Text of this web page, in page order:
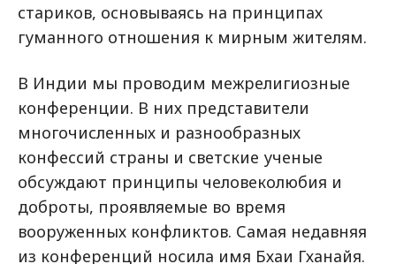
стариков, основываясь на принципах
гуманного отношения к мирным жителям.
В Индии мы проводим межрелигиозные
конференции. В них представители
многочисленных и разнообразных
конфессий страны и светские ученые
обсуждают принципы человеколюбия и
доброты, проявляемые во время
вооруженных конфликтов. Самая недавняя
из конференций носила имя Бхаи Гханайя.